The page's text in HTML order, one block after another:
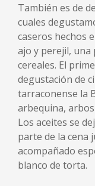
También es de
cuales
caseros hechos
ajo y perejil, una
cereales. El
degustación de
tarraconense la
arbequina,
Los aceites se
parte de la cena
acompañado
blanco de torta.